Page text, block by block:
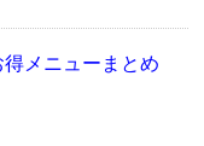
メニューまとめ